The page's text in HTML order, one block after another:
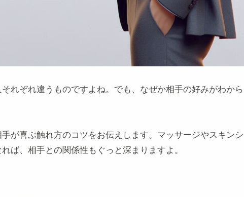
れぞれ違うものですよね。でも、なぜか相手の好みがわから
が喜ぶ触れ方のコツをお伝えします。マッサージやスキンシ
ば、相手との関係性もぐっと深まりますよ。